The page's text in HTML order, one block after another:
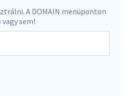
A DOMAIN menüponton
sem!